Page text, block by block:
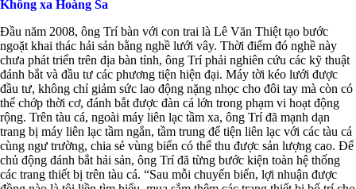
Không xa Hoàng Sa
Đầu năm 2008, ông Trí bàn với con trai là Lê Văn Thiệt tạo bước
ngoặt khai thác hải sản bằng nghề lưới vây. Thời điểm đó nghề này
chưa phát triển trên địa bàn tỉnh, ông Trí phải nghiên cứu các kỹ thuật
đánh bắt và đầu tư các phương tiện hiện đại. Máy tời kéo lưới được
đầu tư, không chỉ giảm sức lao động nặng nhọc cho đôi tay mà còn có
thể chớp thời cơ, đánh bắt được đàn cá lớn trong phạm vi hoạt động
rộng. Trên tàu cá, ngoài máy liên lạc tầm xa, ông Trí đã mạnh dạn
trang bị máy liên lạc tầm ngắn, tầm trung để tiện liên lạc với các tàu cá
cùng ngư trường, chia sẻ vùng biển có thể thu được sản lượng cao. Để
chủ động đánh bắt hải sản, ông Trí đã từng bước kiện toàn hệ thống
các trang thiết bị trên tàu cá. “Sau mỗi chuyến biển, lợi nhuận được